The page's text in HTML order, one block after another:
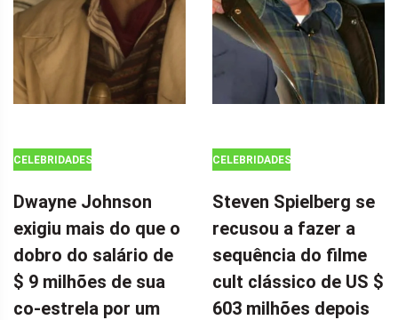
CELEBRIDADES
Dwayne Johnson
exigiu mais do que o
dobro do salário de
$ 9 milhões de sua
co-estrela por um
CELEBRIDADES
Steven Spielberg se
recusou a fazer a
sequência do filme
cult clássico de US $
603 milhões depois